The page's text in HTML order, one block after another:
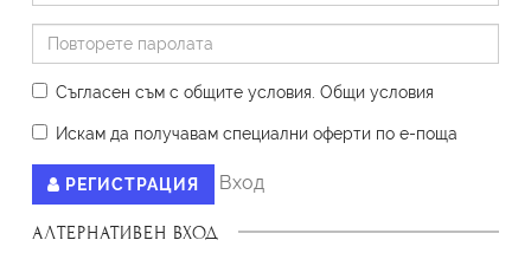
Съгласен съм с общите условия Oбщи условия
Искам да получавам специални оферти по е-поща
РЕГИСТРАЦИЯ Вход
АЛТЕРНАТИВЕН ВХОД